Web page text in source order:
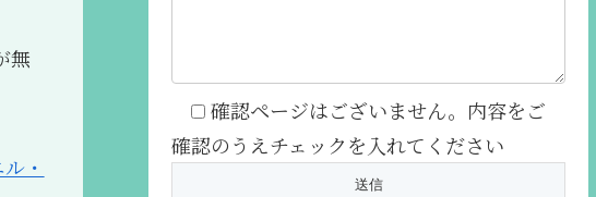
無
・
確認ページはございません。内容をご
確認のうえチェックを入れてください